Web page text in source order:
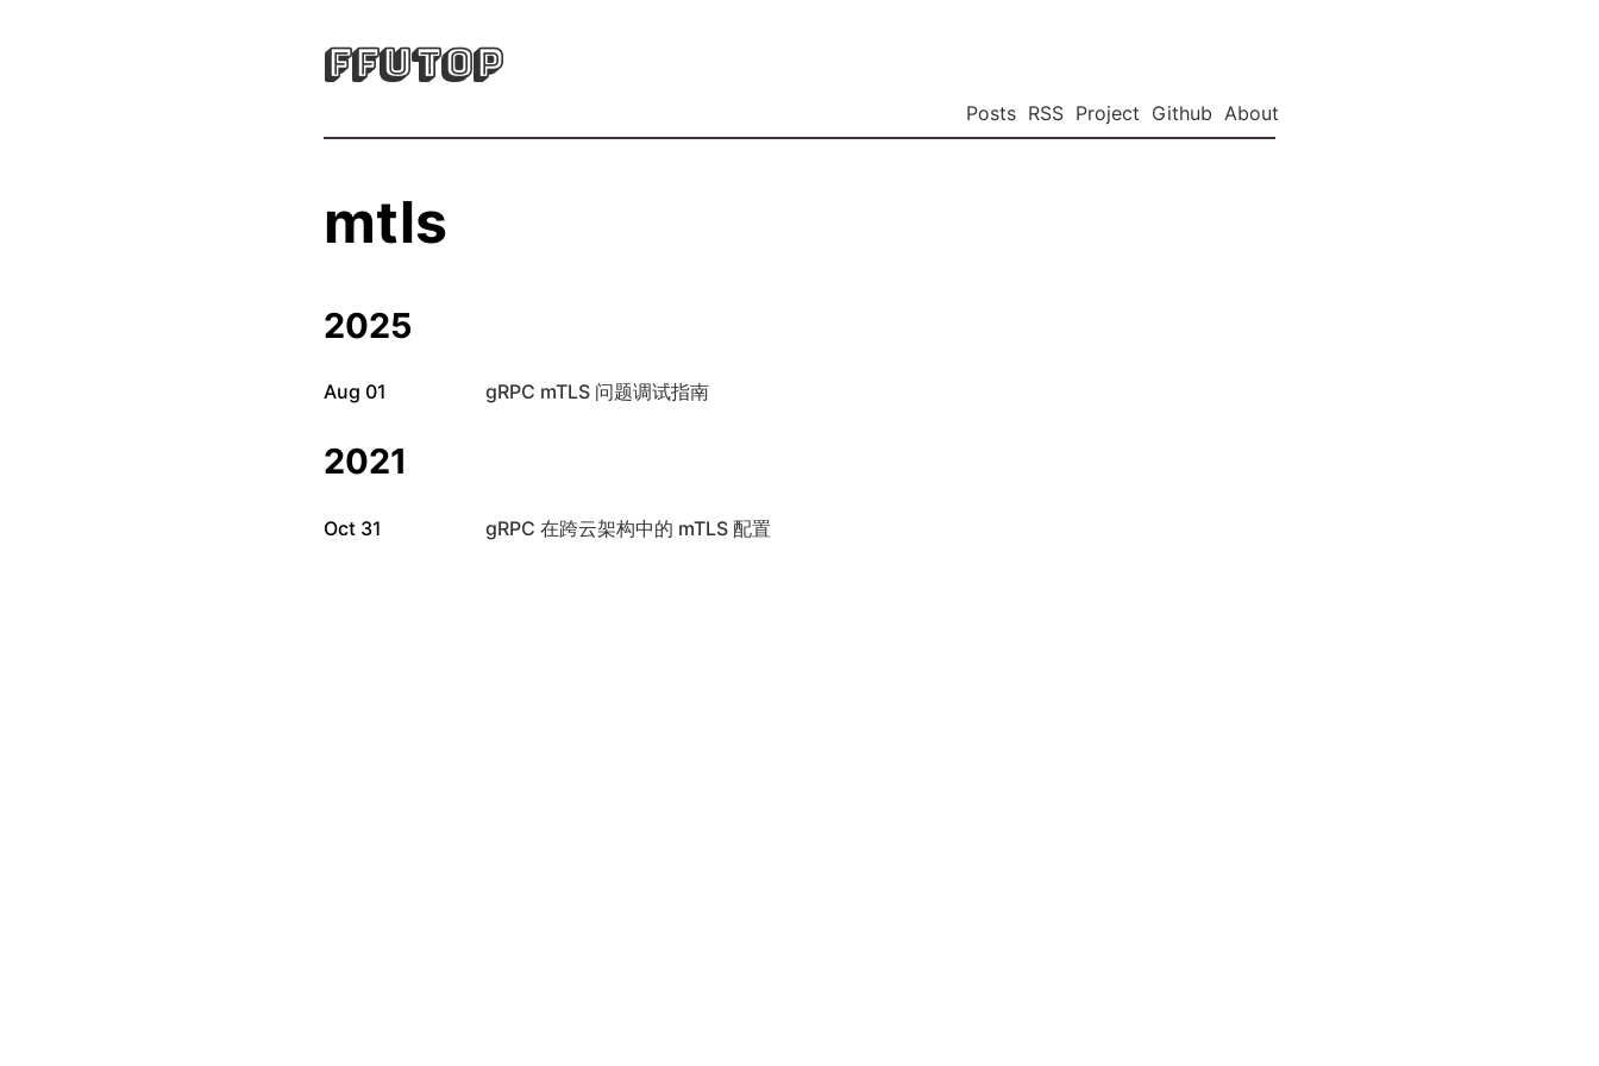
FFUTOP
Posts RSS Project Github About
mtls
2025
Aug 01 gRPC mTLS 问题调试指南
2021
Oct 31 gRPC 在跨云架构中的 mTLS 配置